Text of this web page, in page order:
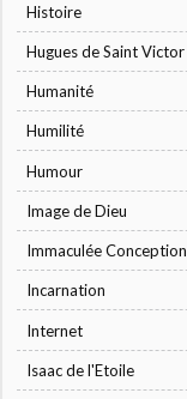
Histoire
Hugues de Saint Victor
Humanité
Humilité
Humour
Image de Dieu
Immaculée Conception
Incarnation
Internet
Isaac de l'Etoile